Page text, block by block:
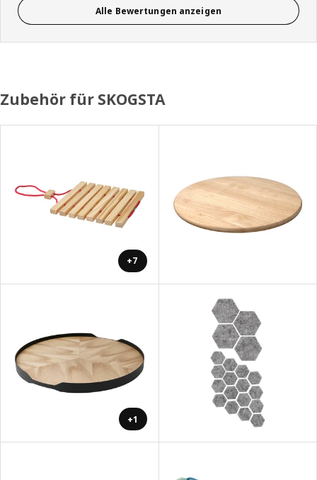
Alle Bewertungen anzeigen
Zubehör für SKOGSTA
+7
+1